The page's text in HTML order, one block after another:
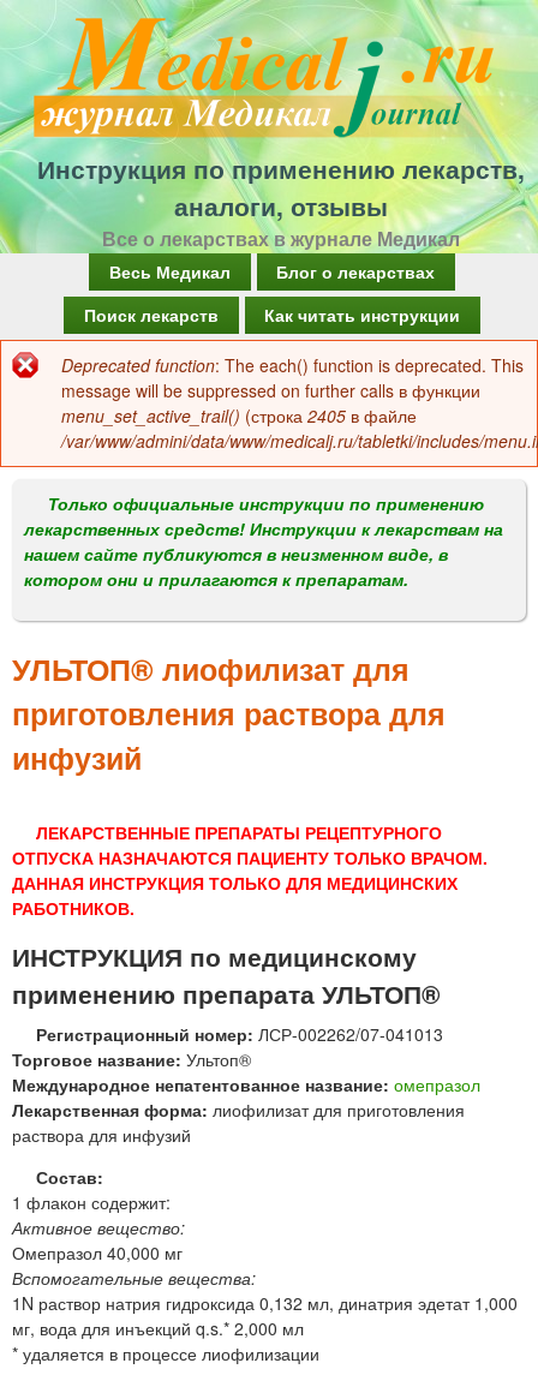
Перейти
к
основному
содержанию
Инструкция по применению лекарств,
аналоги, отзывы
Все о лекарствах в журнале Медикал
а
в
о
м
е
н
Весь Медикал
Блог о лекарствах
Поиск лекарств
Как читать инструкции
Сообщение
об
ошибке
Deprecated function: The each() function is deprecated. This
message will be suppressed on further calls в функции
menu_set_active_trail() (строка 2405 в файле
/var/www/admini/data/www/medicalj.ru/tabletki/includes/
Только официальные инструкции по применению
лекарственных средств! Инструкции к лекарствам на
нашем сайте публикуются в неизменном виде, в
котором они и прилагаются к препаратам.
УЛЬТОП® лиофилизат для
приготовления раствора для
инфузий
ЛЕКАРСТВЕННЫЕ ПРЕПАРАТЫ РЕЦЕПТУРНОГО
ОТПУСКА НАЗНАЧАЮТСЯ ПАЦИЕНТУ ТОЛЬКО ВРАЧОМ.
ДАННАЯ ИНСТРУКЦИЯ ТОЛЬКО ДЛЯ МЕДИЦИНСКИХ
РАБОТНИКОВ.
ИНСТРУКЦИЯ по медицинскому
применению препарата УЛЬТОП®
Регистрационный номер: ЛСР-002262/07-041013
Торговое название: Ультоп®
Международное непатентованное название: омепразол
Лекарственная форма: лиофилизат для приготовления
раствора для инфузий
Состав:
1 флакон содержит:
Активное вещество:
Омепразол 40,000 мг
Вспомогательные вещества:
1N раствор натрия гидроксида 0,132 мл, динатрия эдетат 1,000
мг, вода для инъекций q.s.* 2,000 мл
* удаляется в процессе лиофилизации